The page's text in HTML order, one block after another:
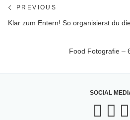
Beitragsnavigation
PREVIOUS
Previous
Klar zum Entern! So organisierst du
Food Fotografie –
SOCIAL